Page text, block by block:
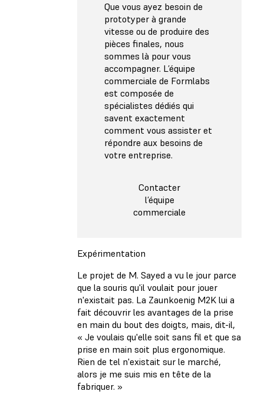
Que vous ayez besoin de
prototyper à grande
vitesse ou de produire des
pièces finales, nous
sommes là pour vous
accompagner. L’équipe
commerciale de Formlabs
est composée de
spécialistes dédiés qui
savent exactement
comment vous assister et
répondre aux besoins de
votre entreprise.
Contacter
l’équipe
commerciale
Expérimentation
Le projet de M. Sayed a vu le jour parce
que la souris qu'il voulait pour jouer
n'existait pas. La Zaunkoenig M2K lui a
fait découvrir les avantages de la prise
en main du bout des doigts, mais, dit-il,
« Je voulais qu'elle soit sans fil et que sa
prise en main soit plus ergonomique.
Rien de tel n'existait sur le marché,
alors je me suis mis en tête de la
fabriquer. »